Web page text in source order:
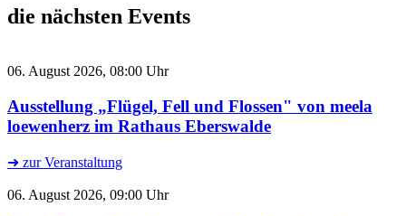
die nächsten Events
06. August 2026, 08:00 Uhr
Ausstellung „Flügel, Fell und Flossen" von meela
loewenherz im Rathaus Eberswalde
➜ zur Veranstaltung
06. August 2026, 09:00 Uhr